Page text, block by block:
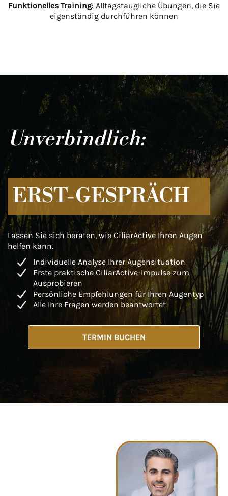
Funktionelles Training: Alltagstaugliche Übungen, die Sie
eigenständig durchführen können
Unverbindlich:
ERST-GESPRÄCH
Lassen Sie sich beraten, wie CiliarActive Ihren Augen
helfen kann.
Individuelle Analyse Ihrer Augensituation
Erste praktische CiliarActive-Impulse zum
Ausprobieren
Persönliche Empfehlungen für Ihren Augentyp
Alle Ihre Fragen werden beantwortet
TERMIN BUCHEN